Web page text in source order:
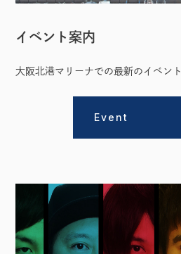
イベント案内
大阪北港マリーナでの最新のイベン
Event